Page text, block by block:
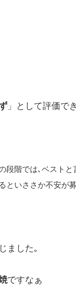
」として評価で
段階では､ベスト
といささか不安が募
ました｡
ですなぁ